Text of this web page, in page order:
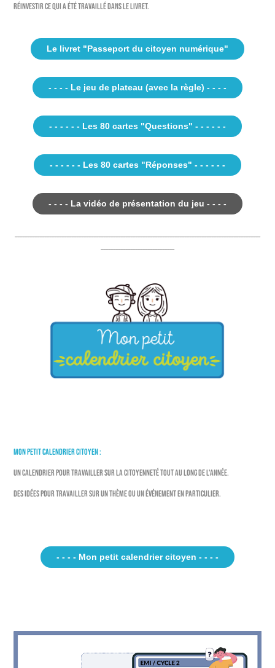
réinvestir ce qui a été travaillé dans le livret.
Le livret "Passeport du citoyen numérique"
- - - - Le jeu de plateau (avec la règle) - - - -
- - - - - - Les 80 cartes "Questions" - - - - - -
- - - - - - Les 80 cartes "Réponses" - - - - - -
- - - - La vidéo de présentation du jeu - - - -
Mon petit calendrier citoyen :
Un calendrier pour travailler sur la citoyenneté tout au long de l'année.
Des idées pour travailler sur un thème ou un événement en particulier.
- - - - Mon petit calendrier citoyen - - - -